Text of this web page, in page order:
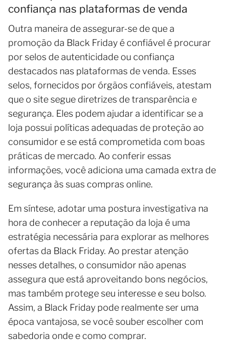
confiança nas plataformas de venda
Outra maneira de assegurar-se de que a
promoção da Black Friday é confiável é procurar
por selos de autenticidade ou confiança
destacados nas plataformas de venda. Esses
selos, fornecidos por órgãos confiáveis, atestam
que o site segue diretrizes de transparência e
segurança. Eles podem ajudar a identificar se a
loja possui políticas adequadas de proteção ao
consumidor e se está comprometida com boas
práticas de mercado. Ao conferir essas
informações, você adiciona uma camada extra de
segurança às suas compras online.
Em síntese, adotar uma postura investigativa na
hora de conhecer a reputação da loja é uma
estratégia necessária para explorar as melhores
ofertas da Black Friday. Ao prestar atenção
nesses detalhes, o consumidor não apenas
assegura que está aproveitando bons negócios,
mas também protege seu interesse e seu bolso.
Assim, a Black Friday pode realmente ser uma
época vantajosa, se você souber escolher com
sabedoria onde e como comprar.